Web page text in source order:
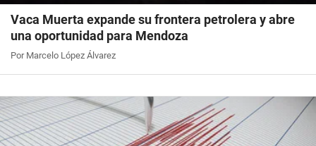
Vaca Muerta expande su frontera petrolera y abre
una oportunidad para Mendoza
Por Marcelo López Álvarez